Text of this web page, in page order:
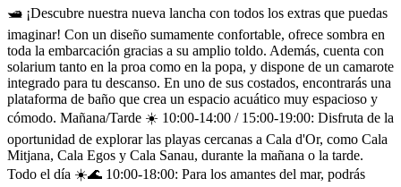
Descripción
🛥️ ¡Descubre nuestra nueva lancha con todos los extras que puedas
imaginar! Con un diseño sumamente confortable, ofrece sombra en
toda la embarcación gracias a su amplio toldo. Además, cuenta con
solarium tanto en la proa como en la popa, y dispone de un camarote
integrado para tu descanso. En uno de sus costados, encontrarás una
plataforma de baño que crea un espacio acuático muy espacioso y
cómodo. Mañana/Tarde ☀️ 10:00-14:00 / 15:00-19:00: Disfruta de la
oportunidad de explorar las playas cercanas a Cala d'Or, como Cala
Mitjana, Cala Egos y Cala Sanau, durante la mañana o la tarde.
Todo el día ☀️🌊 10:00-18:00: Para los amantes del mar, podrás